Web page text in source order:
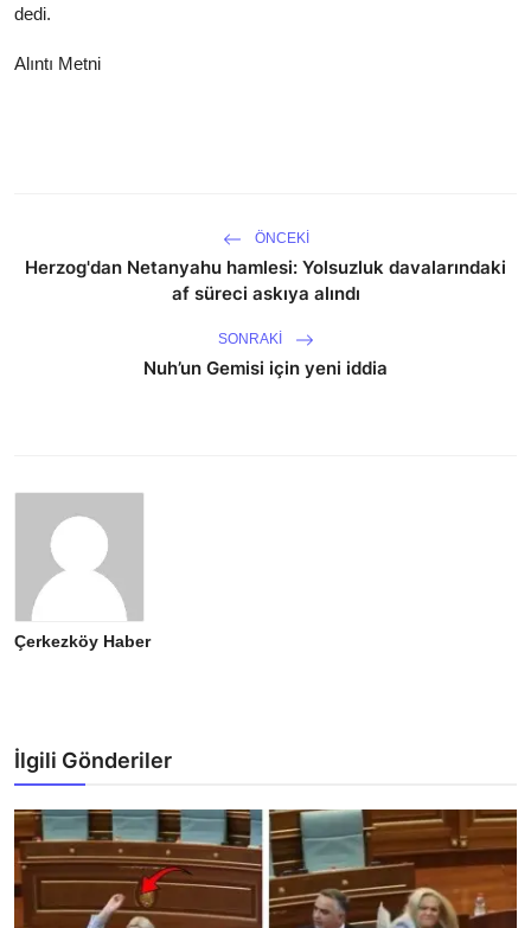
dedi.
Alıntı Metni
ÖNCEKI
Herzog'dan Netanyahu hamlesi: Yolsuzluk davalarındaki
af süreci askıya alındı
SONRAKI
Nuh’un Gemisi için yeni iddia
Çerkezköy Haber
İlgili Gönderiler